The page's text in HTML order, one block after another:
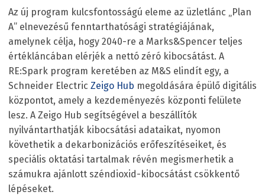
Az új program kulcsfontosságú eleme az üzletlánc „Plan
A” elnevezésű fenntarthatósági stratégiájának,
amelynek célja, hogy 2040-re a Marks&Spencer teljes
értékláncában elérjék a nettó zéró kibocsátást. A
RE:Spark program keretében az M&S elindít egy, a
Schneider Electric Zeigo Hub megoldására épülő digitális
központot, amely a kezdeményezés központi felülete
lesz. A Zeigo Hub segítségével a beszállítók
nyilvántarthatják kibocsátási adataikat, nyomon
követhetik a dekarbonizációs erőfeszítéseiket, és
speciális oktatási tartalmak révén megismerhetik a
számukra ajánlott széndioxid-kibocsátást csökkentő
lépéseket.